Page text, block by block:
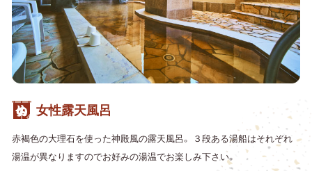
女性露天風呂
赤褐色の大理石を使った神殿風の露天風呂。 ３段ある湯船はそれぞれ
湯温が異なりますのでお好みの湯温でお楽しみ下さい。